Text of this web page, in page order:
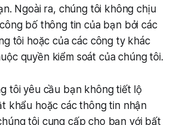
Ngoài ra, chúng tôi không chịu
bố thông tin của bạn bởi các
tôi hoặc của các công ty khác
quyền kiểm soát của chúng tôi.
tôi yêu cầu bạn không tiết lộ
khẩu hoặc các thông tin nhận
tôi cung cấp cho bạn với bất